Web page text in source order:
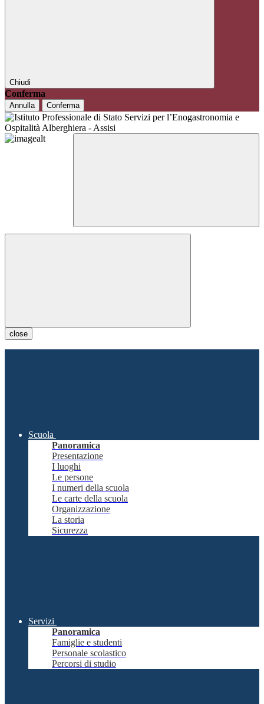
Chiudi
Conferma
Annulla Conferma
close
Scuola
Panoramica
Presentazione
I luoghi
Le persone
I numeri della scuola
Le carte della scuola
Organizzazione
La storia
Sicurezza
Servizi
Panoramica
Famiglie e studenti
Personale scolastico
Percorsi di studio